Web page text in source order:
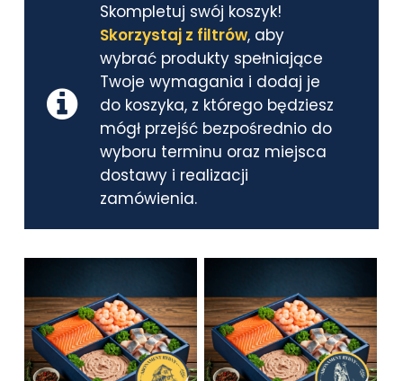
Skompletuj swój koszyk!
Skorzystaj z filtrów, aby
wybrać produkty spełniające
Twoje wymagania i dodaj je
do koszyka, z którego będziesz
mógł przejść bezpośrednio do
wyboru terminu oraz miejsca
dostawy i realizacji
zamówienia.